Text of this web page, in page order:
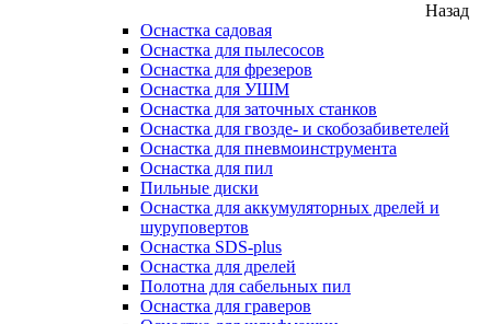
Назад
Оснастка садовая
Оснастка для пылесосов
Оснастка для фрезеров
Оснастка для УШМ
Оснастка для заточных станков
Оснастка для гвозде- и скобозабиветелей
Оснастка для пневмоинструмента
Оснастка для пил
Пильные диски
Оснастка для аккумуляторных дрелей и
шуруповертов
Оснастка SDS-plus
Оснастка для дрелей
Полотна для сабельных пил
Оснастка для граверов